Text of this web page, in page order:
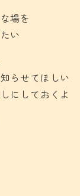
場を
い
らせてほしい
にしておくよ